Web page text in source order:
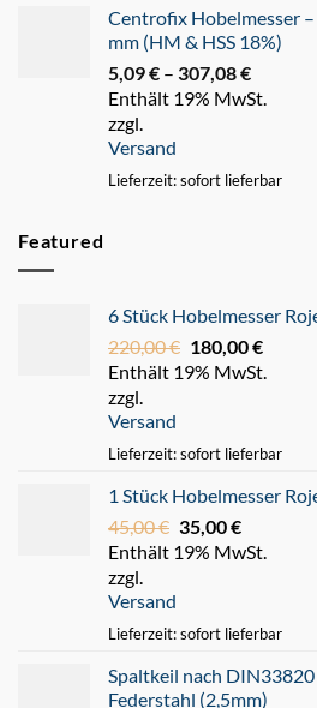
Centrofix Hobelmesser
mm (HM & HSS 18%)
5,09€ – 307,08€
5,09 €
Enthält 19% MwSt.
zzgl.
Versand
Lieferzeit: sofort lieferbar
Featured
6 Stück Hobelmesser
220,00€ Ursprünglicher
Preis
180,00€
Preis
Enthält 19% MwSt.
zzgl.
Versand
Lieferzeit: sofort lieferbar
1 Stück Hobelmesser
45,00€ Ursprünglicher
Preis
35,00€Aktueller
Preis
Enthält 19% MwSt.
zzgl.
Versand
Lieferzeit: sofort lieferbar
Spaltkeil nach DIN33820
Federstahl (2,5mm)